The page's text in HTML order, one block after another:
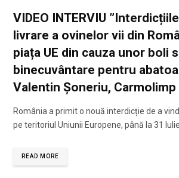
VIDEO INTERVIU
livrare a ovinelor vii din
piața UE din cauza unor boli
binecuvântare pentru
Valentin Șoneriu, Carmolimp
România a primit o nouă interdicție de a
pe teritoriul Uniunii Europene, până la 31
READ MORE